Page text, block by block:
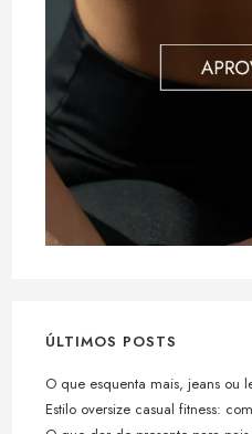
ÚLTIMOS POSTS
O que esquenta mais, jeans ou
Estilo oversize casual fitness: